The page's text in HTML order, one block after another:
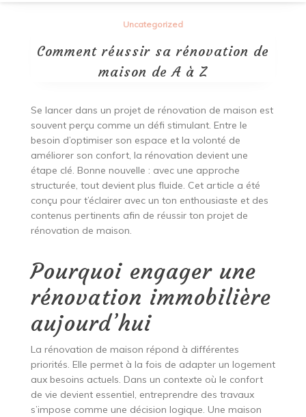
Uncategorized
Comment réussir sa rénovation de
maison de A à Z
Se lancer dans un projet de rénovation de maison est
souvent perçu comme un défi stimulant. Entre le
besoin d’optimiser son espace et la volonté de
améliorer son confort, la rénovation devient une
étape clé. Bonne nouvelle : avec une approche
structurée, tout devient plus fluide. Cet article a été
conçu pour t’éclairer avec un ton enthousiaste et des
contenus pertinents afin de réussir ton projet de
rénovation de maison.
Pourquoi engager une
rénovation immobilière
aujourd’hui
La rénovation de maison répond à différentes
priorités. Elle permet à la fois de adapter un logement
aux besoins actuels. Dans un contexte où le confort
de vie devient essentiel, entreprendre des travaux
s’impose comme une décision logique. Une maison